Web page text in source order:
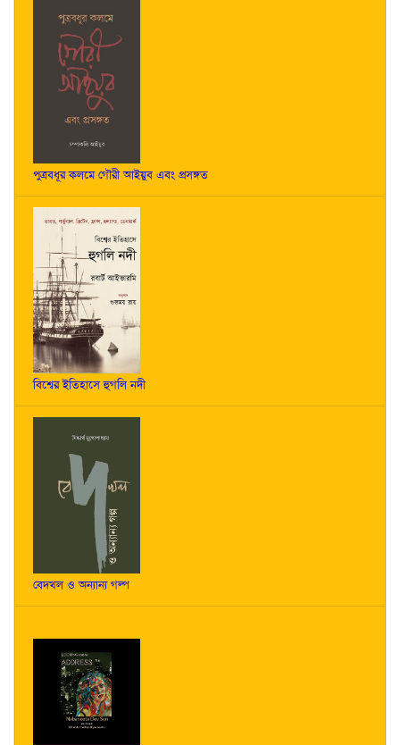
পুত্রবধূর কলমে গৌরী আইয়ুব এবং প্রসঙ্গত
বিশ্বের ইতিহাসে হুগলি নদী
বেদখল ও অন্যান্য গল্প